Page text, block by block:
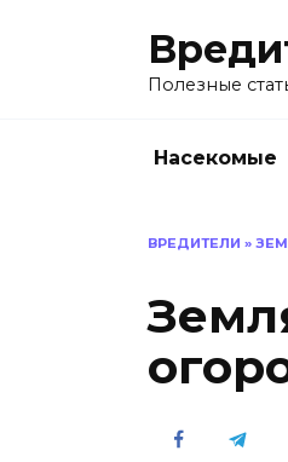
Полезные
Насекомые
ВРЕДИТЕЛИ »